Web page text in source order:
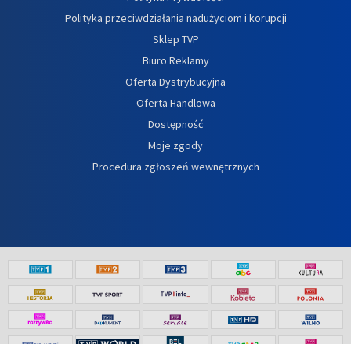
Polityka przeciwdziałania nadużyciom i korupcji
Sklep TVP
Biuro Reklamy
Oferta Dystrybucyjna
Oferta Handlowa
Dostępność
Moje zgody
Procedura zgłoszeń wewnętrznych